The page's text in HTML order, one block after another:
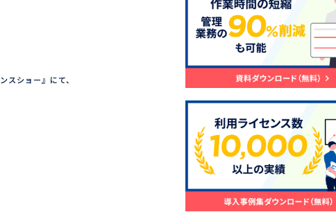
ショー』にて、